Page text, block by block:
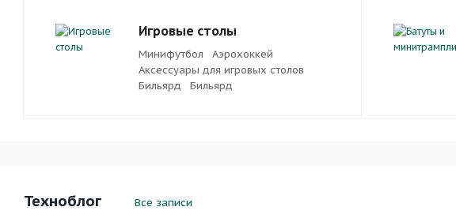
Игровые столы
Минифутбол
Аэрохоккей
Аксессуары для игровых столов
Бильяpд
Бильяpд
Техноблог Все записи